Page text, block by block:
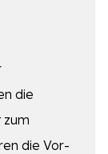
die
die Vor-